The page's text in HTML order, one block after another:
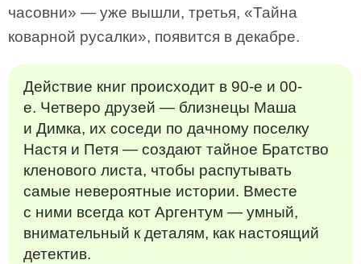
часовни» — уже вышли, третья, «Тайна
коварной русалки», появится в декабре.
Действие книг происходит в 90-е и 00-
е. Четверо друзей — близнецы Маша
и Димка, их соседи по дачному поселку
Настя и Петя — создают тайное Братство
кленового листа, чтобы распутывать
самые невероятные истории. Вместе
с ними всегда кот Аргентум — умный,
внимательный к деталям, как настоящий
детектив.